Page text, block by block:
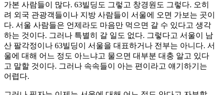
가본 사람들이 많다. 63빌딩도 그렇고 창경원도 그렇다. 오히
려 외국 관광객들이나 지방 사람들이 서울에 오면 가보는 곳이
다. 서울 사람들은 언제라도 마음만 먹으면 갈 수 있다고 생각
하는 것이다. 그러나 특별히 갈 일도 없다. 그렇다고 서울이 남
산 팔각정이나 63빌딩이 서울을 대표하거나 전부는 아니다. 서
울에 대해 어느 정도 아느냐고 물으면 대부분 대충 알고 있다
고 말할 것이다. 그러나 속속들이 아는 편이라고 얘기하기는
어렵다.